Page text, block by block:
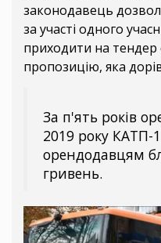
законодавець
за участі одного
приходити на тендер
пропозицію, яка
За п'ять років
2019 року КАТП-
орендодавцям
гривень.